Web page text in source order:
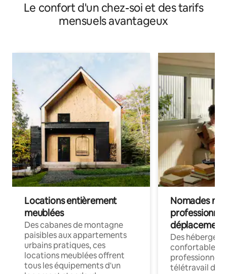
Le confort d'un chez-soi et des tarifs
mensuels avantageux
Locations entièrement
meublées
Des cabanes de montagne
paisibles aux appartements
urbains pratiques, ces
locations meublées offrent
tous les équipements d'un
Nomades
déplacement
Des
confortables
professionnels
télétravail